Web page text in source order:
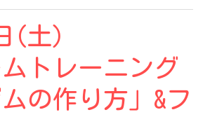
スン
る施設様へ
(土)
ムトレーニング
の作り方」&フ